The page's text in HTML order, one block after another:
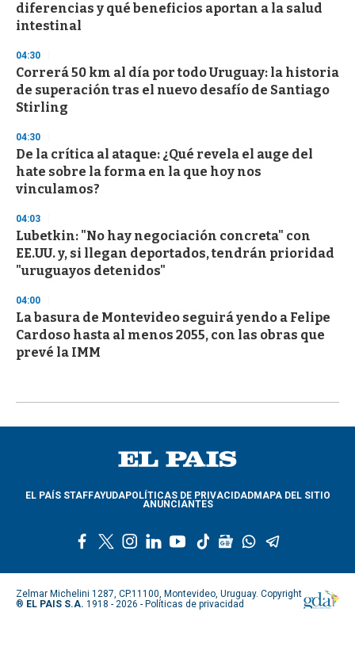
diferencias y qué beneficios aportan a la salud
intestinal
04:30
Correrá 50 km al día por todo Uruguay: la historia
de superación tras el nuevo desafío de Santiago
Stirling
04:30
De la crítica al ataque: ¿Qué revela el auge del
hate sobre la forma en la que hoy nos
vinculamos?
04:03
Lubetkin: "No hay negociación concreta" con
EE.UU. y, si llegan deportados, tendrán prioridad
"uruguayos detenidos"
04:00
La basura de Montevideo seguirá yendo a Felipe
Cardoso hasta al menos 2055, con las obras que
prevé la IMM
EL PAÍS STAFFAYUDAPOLÍTICAS DE PRIVACIDADMAPA DEL SITIO
ANUNCIANTES
c
e
b
w
i
t
s
t
a
l
n
k
e
y
u
u
t
k
o
g
o
l
w
a
s
l
e
g
Zelmar Michelini 1287, CP.11100, Montevideo, Uruguay. Copyright
® EL PAIS S.A. 1918 - 2026 - Políticas de privacidad